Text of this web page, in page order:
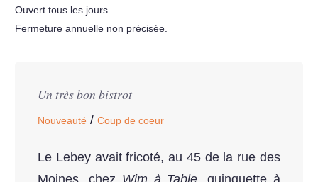
Ouvert tous les jours.
Fermeture annuelle non précisée.
Un très bon bistrot
Nouveauté / Coup de coeur
Le Lebey avait fricoté, au 45 de la rue des